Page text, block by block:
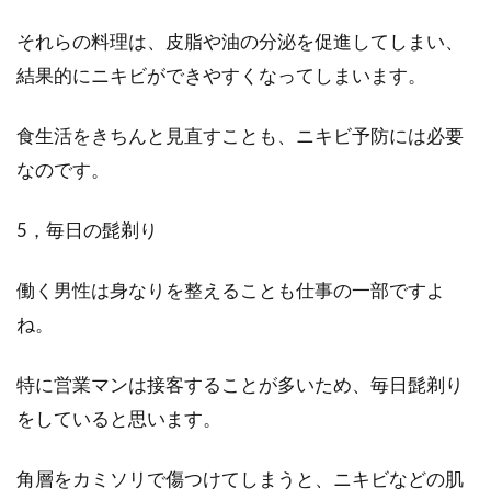
それらの料理は、皮脂や油の分泌を促進してしまい、
結果的にニキビができやすくなってしまいます。
食生活をきちんと見直すことも、ニキビ予防には必要
なのです。
5，毎日の髭剃り
働く男性は身なりを整えることも仕事の一部ですよ
ね。
特に営業マンは接客することが多いため、毎日髭剃り
をしていると思います。
角層をカミソリで傷つけてしまうと、ニキビなどの肌